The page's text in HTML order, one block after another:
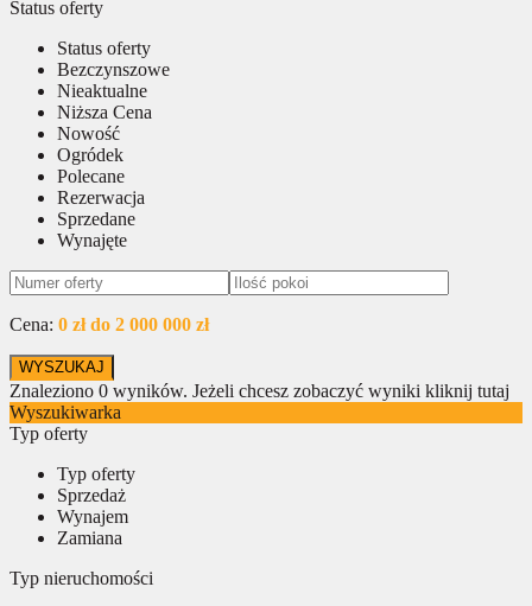
Status oferty
Status oferty
Bezczynszowe
Nieaktualne
Niższa Cena
Nowość
Ogródek
Polecane
Rezerwacja
Sprzedane
Wynajęte
Cena: 0 zł do 2 000 000 zł
Znaleziono 0 wyników. Jeżeli chcesz zobaczyć wyniki kliknij tutaj
Wyszukiwarka
Typ oferty
Typ oferty
Sprzedaż
Wynajem
Zamiana
Typ nieruchomości